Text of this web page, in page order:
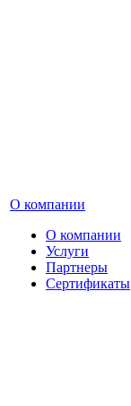
О компании
О компании
Услуги
Партнеры
Сертификаты